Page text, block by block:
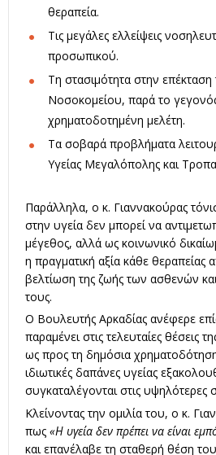
θεραπεία.
Τις μεγάλες ελλείψεις
προσωπικού.
Τη στασιμότητα στην
Νοσοκομείου, παρά το
χρηματοδοτημένη μελέτη.
Τα σοβαρά προβλήματα
Υγείας Μεγαλόπολης και
Παράλληλα, ο κ. Γιαννακούρας
στην υγεία δεν μπορεί να
μέγεθος, αλλά ως κοινωνικό
η πραγματική αξία κάθε θεραπείας
βελτίωση της ζωής των ασθενών
τους.
Ο Βουλευτής Αρκαδίας ανέφερε
παραμένει στις τελευταίες θέσεις
ως προς τη δημόσια
ιδιωτικές δαπάνες υγείας
συγκαταλέγονται στις υψηλότερες
Κλείνοντας την ομιλία του, ο κ.
πως «Η υγεία δεν πρέπει να είναι
και επανέλαβε τη σταθερή θέση